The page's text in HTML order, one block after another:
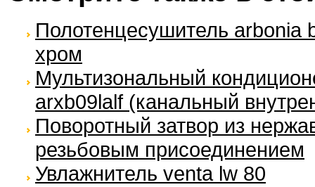
Полотенцесушитель arbonia
хром
Мультизональный
arxb09lalf (канальный
Поворотный затвор из
резьбовым присоединением
Увлажнитель venta lw 80